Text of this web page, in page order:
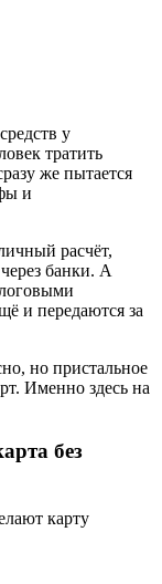
у
тратить
же пытается
и
расчёт,
банки. А
и передаются за
но пристальное
Именно здесь на
без
карту